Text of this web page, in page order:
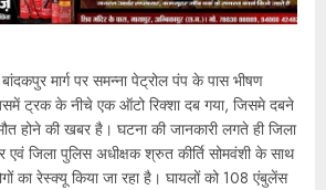
मार्ग पर समन्ना पेट्रोल पंप के पास भीषण
ट्रक के नीचे एक ऑटो रिक्शा दब गया, जिसमे दबने
होने की खबर है। घटना की जानकारी लगते ही जिला
जिला पुलिस अधीक्षक श्रुत कीर्ति सोमवंशी के साथ
का रेस्क्यू किया जा रहा है। घायलों को 108 एंबुलेंस